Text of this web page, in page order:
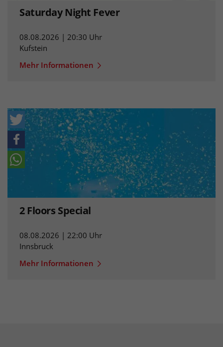
Saturday Night Fever
08.08.2026 | 20:30 Uhr
Kufstein
Mehr Informationen
2 Floors Special
08.08.2026 | 22:00 Uhr
Innsbruck
Mehr Informationen